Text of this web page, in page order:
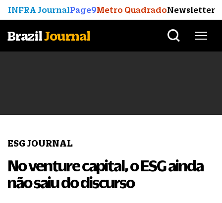
INFRA JournalPage9Metro QuadradoNewsletter
BrazilJournal
ESG JOURNAL
No venture capital, o ESG ainda
não saiu do discurso